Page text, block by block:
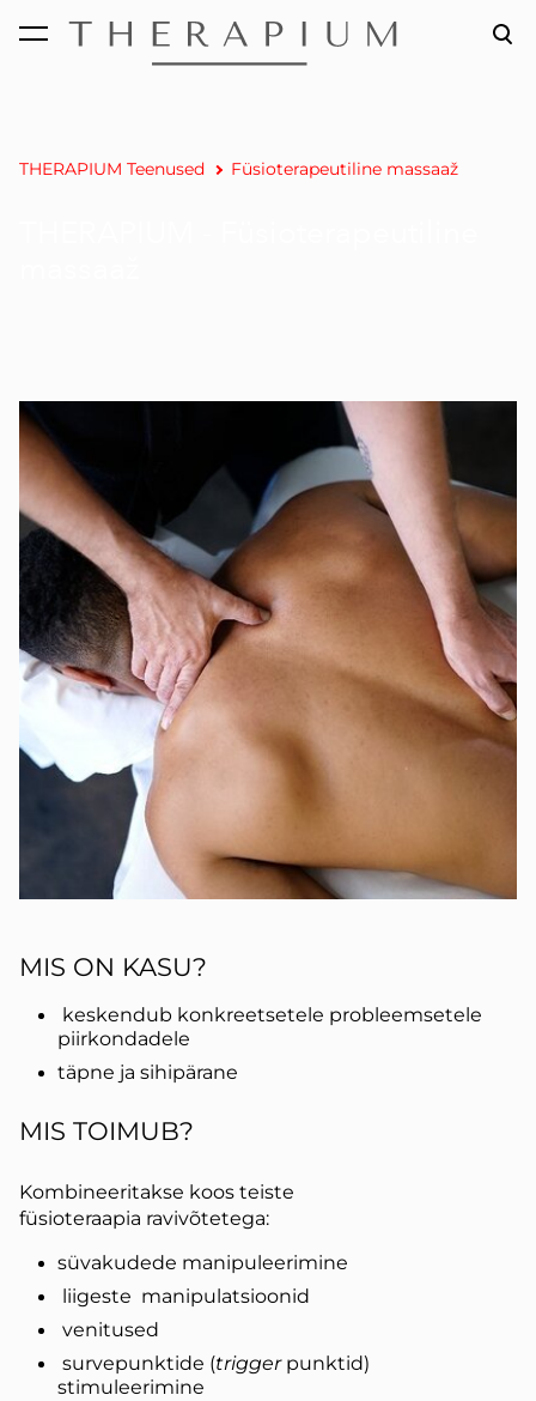
lisati ostukorvi. Vaata ostukorvi
THERAPIUM Teenused Füsioterapeutiline massaaž
MIS ON KASU?
keskendub konkreetsetele probleemsetele
piirkondadele
täpne ja sihipärane
MIS TOIMUB?
Kombineeritakse koos teiste
füsioteraapia ravivõtetega:
süvakudede manipuleerimine
liigeste manipulatsioonid
venitused
survepunktide (triggerpunktid)
stimuleerimine